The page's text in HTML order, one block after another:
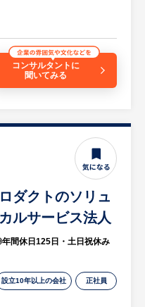
部署全体の労務管理業務
とめ：他部署との連絡調
の取りまとめ
全衛生管理（資料作成業
伝えします
メント】
「必要と言いきれる仕
貢献されています。
コンサルタントに
聞いてみる
ダクトのソリュ
ルサービス法人
間休日125日・土日祝休み
設立10年以上の会社 正社員